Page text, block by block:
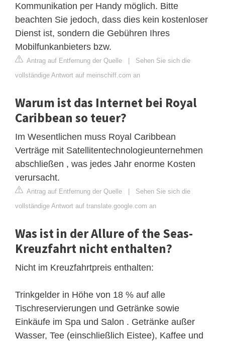
Kommunikation per Handy möglich. Bitte
beachten Sie jedoch, dass dies kein kostenloser
Dienst ist, sondern die Gebühren Ihres
Mobilfunkanbieters bzw.
Antrag auf Entfernung der Quelle | Sehen Sie sich die
vollständige Antwort auf meinschiff.com an
Warum ist das Internet bei Royal
Caribbean so teuer?
Im Wesentlichen muss Royal Caribbean
Verträge mit Satellitentechnologieunternehmen
abschließen , was jedes Jahr enorme Kosten
verursacht.
Antrag auf Entfernung der Quelle | Sehen Sie sich die
vollständige Antwort auf translate.google.com an
Was ist in der Allure of the Seas-
Kreuzfahrt nicht enthalten?
Nicht im Kreuzfahrtpreis enthalten:
Trinkgelder in Höhe von 18 % auf alle
Tischreservierungen und Getränke sowie
Einkäufe im Spa und Salon . Getränke außer
Wasser, Tee (einschließlich Eistee), Kaffee und